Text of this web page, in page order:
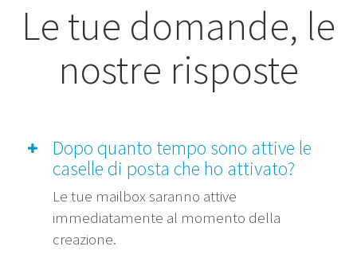
Le tue domande, le
nostre risposte
Dopo quanto tempo sono attive le
caselle di posta che ho attivato?
Le tue mailbox saranno attive
immediatamente al momento della
creazione.